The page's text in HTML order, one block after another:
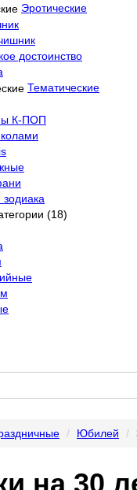
Эротические
достоинство
Тематические
К-ПОП
зодиака
(18)
Юбилей